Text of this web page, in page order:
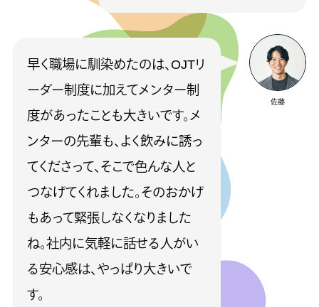
佐藤
早く職場に馴染めたのは、OJTリ
ーダー制度に加えてメンター制
度があったことも大きいです。メ
ンターの先輩も、よく飲みに誘っ
てくださって、そこで色んな人と
つなげてくれました。そのおかげ
もあって緊張しなくなりました
ね。社内に気軽に話せる人がい
る安心感は、やっぱり大きいで
す。